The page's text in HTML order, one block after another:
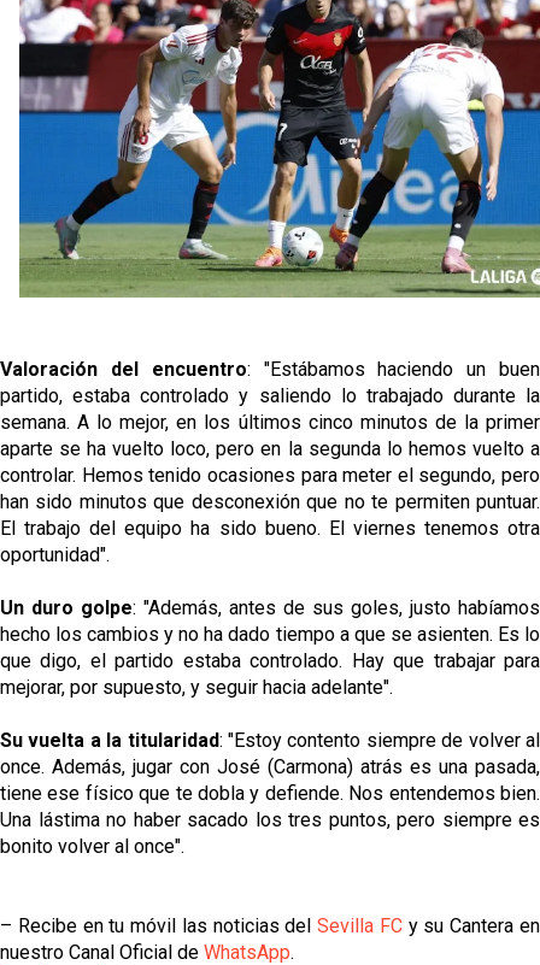
Sow muy cerca de cerrar su traspaso al Genoa
Oso es el siguiente en la lista para salir
El Sevilla FC oficializa la cesión de Rafa Mir al Aris
de Salónica
Juanlu se marcha traspasado al Bournemouth
Valoración del encuentro: "Estábamos haciendo un buen
partido, estaba controlado y saliendo lo trabajado durante la
semana. A lo mejor, en los últimos cinco minutos de la primer
aparte se ha vuelto loco, pero en la segunda lo hemos vuelto a
controlar. Hemos tenido ocasiones para meter el segundo, pero
han sido minutos que desconexión que no te permiten puntuar.
El trabajo del equipo ha sido bueno. El viernes tenemos otra
oportunidad".
Un duro golpe: "Además, antes de sus goles, justo habíamos
hecho los cambios y no ha dado tiempo a que se asienten. Es lo
que digo, el partido estaba controlado. Hay que trabajar para
mejorar, por supuesto, y seguir hacia adelante".
Su vuelta a la titularidad: "Estoy contento siempre de volver al
once. Además, jugar con José (Carmona) atrás es una pasada,
tiene ese físico que te dobla y defiende. Nos entendemos bien.
Una lástima no haber sacado los tres puntos, pero siempre es
bonito volver al once".
– Recibe en tu móvil las noticias delSevilla FCy su Cantera en
nuestro Canal Oficial de WhatsApp.